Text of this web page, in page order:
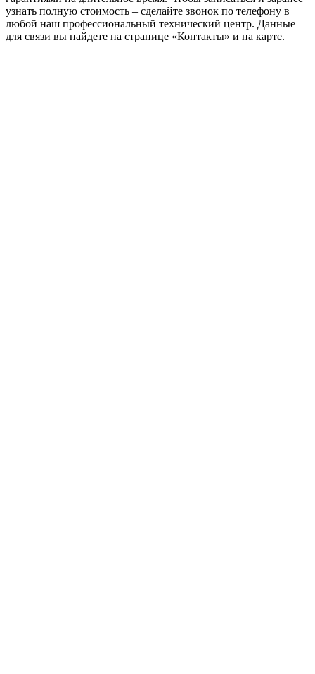
узнать полную стоимость – сделайте звонок по телефону в
любой наш профессиональный технический центр. Данные
для связи вы найдете на странице «Контакты» и на карте.